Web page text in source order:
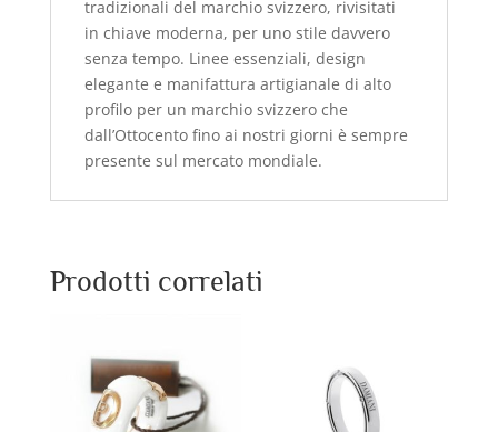
tradizionali del marchio svizzero, rivisitati
in chiave moderna, per uno stile davvero
senza tempo. Linee essenziali, design
elegante e manifattura artigianale di alto
profilo per un marchio svizzero che
dall’Ottocento fino ai nostri giorni è sempre
presente sul mercato mondiale.
Prodotti correlati